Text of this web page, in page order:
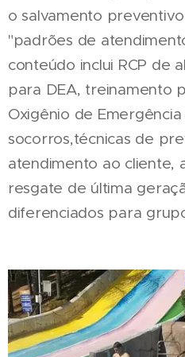
o salvamento
"padrões de
conteúdo inclui RCP de
para DEA, treinamento
Oxigênio de
socorros,técnicas de
atendimento ao cliente,
resgate de última
diferenciados para